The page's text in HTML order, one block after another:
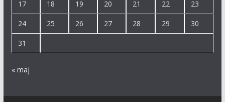
17 18 19 20 21 22 23
24 25 26 27 28 29 30
31
« maj